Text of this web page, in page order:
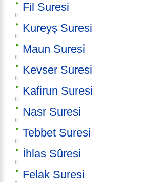
Fil Suresi
Kureyş Suresi
Maun Suresi
Kevser Suresi
Kafirun Suresi
Nasr Suresi
Tebbet Suresi
İhlas Sûresi
Felak Suresi